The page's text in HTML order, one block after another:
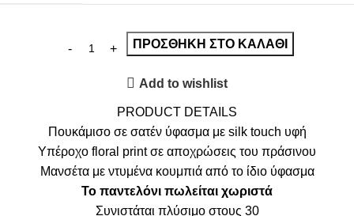
ΠΡΟΣΘΉΚΗ ΣΤΟ ΚΑΛΆΘΙ
Add to wishlist
PRODUCT DETAILS
Πουκάμισο σε σατέν ύφασμα με silk touch υφή
Υπέροχο floral print σε αποχρώσεις του πράσινου
Μανσέτα με ντυμένα κουμπιά από το ίδιο ύφασμα
Το παντελόνι πωλείται χωριστά
Συνιστάται πλύσιμο στους 30